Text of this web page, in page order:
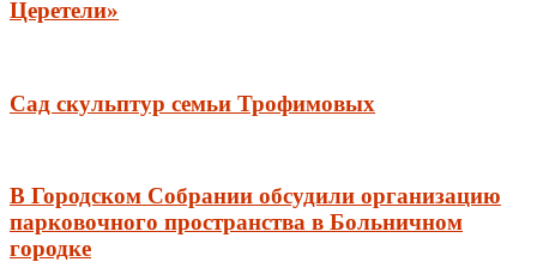
Церетели»
Сад скульптур семьи Трофимовых
В Городском Собрании обсудили организацию
парковочного пространства в Больничном
городке